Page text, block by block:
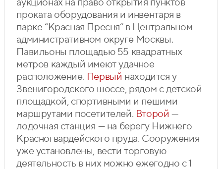
проката оборудования и инвентаря в
парке “Красная Пресня” в Центральном
административном округе Москвы.
Павильоны площадью 55 квадратных
метров каждый имеют удачное
расположение. Первый находится у
Звенигородского шоссе, рядом с детской
площадкой, спортивными и пешими
маршрутами посетителей. Второй —
лодочная станция — на берегу Нижнего
Красногвардейского пруда. Сооружения
уже установлены, вести торговую
деятельность в них можно ежегодно с 1